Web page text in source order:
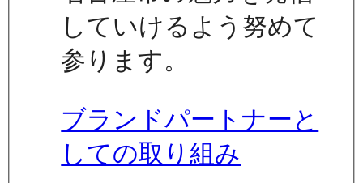
していけるよう努めて
参ります。
ブランドパートナーと
しての取り組み